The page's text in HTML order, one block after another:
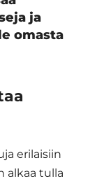
ja
omasta
erilaisiin
alkaa tulla